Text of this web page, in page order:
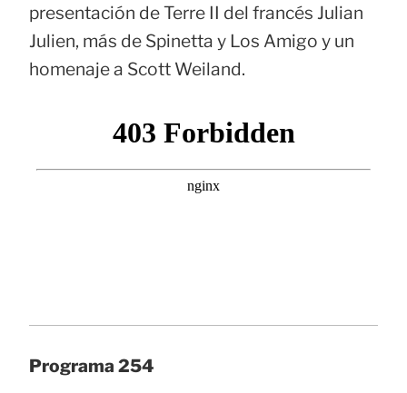
presentación de Terre II del francés Julian
Julien, más de Spinetta y Los Amigo y un
homenaje a Scott Weiland.
Programa 254